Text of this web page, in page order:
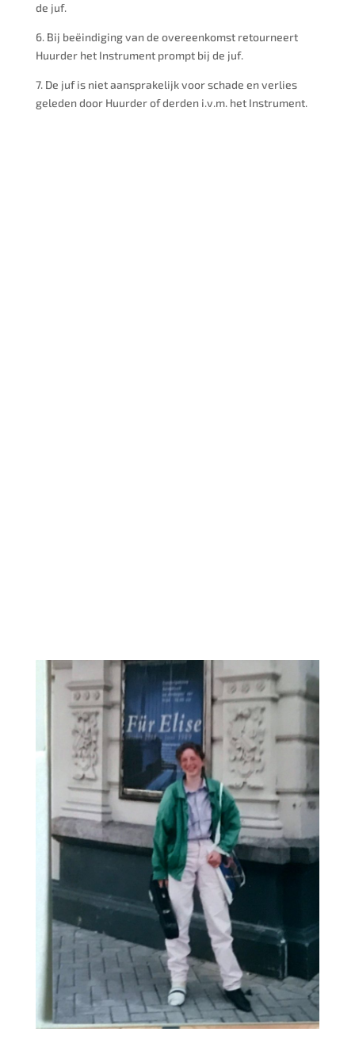
de juf.
6. Bij beëindiging van de overeenkomst retourneert
Huurder het Instrument prompt bij de juf.
7. De juf is niet aansprakelijk voor schade en verlies
geleden door Huurder of derden i.v.m. het Instrument.